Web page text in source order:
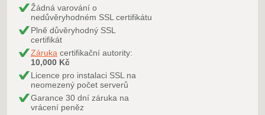
Žádná varování o
nedůvěryhodném SSL certifikátu
Plně důvěryhodný SSL
certifikát
Záruka certifikační autority:
10,000 Kč
Licence pro instalaci SSL na
neomezený počet serverů
Garance 30 dní záruka na
vrácení peněz